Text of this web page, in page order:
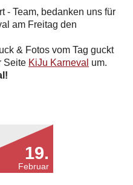
- Team, bedanken uns für
am Freitag den
& Fotos vom Tag guckt
Seite KiJu Karneval um.
19.
Februar